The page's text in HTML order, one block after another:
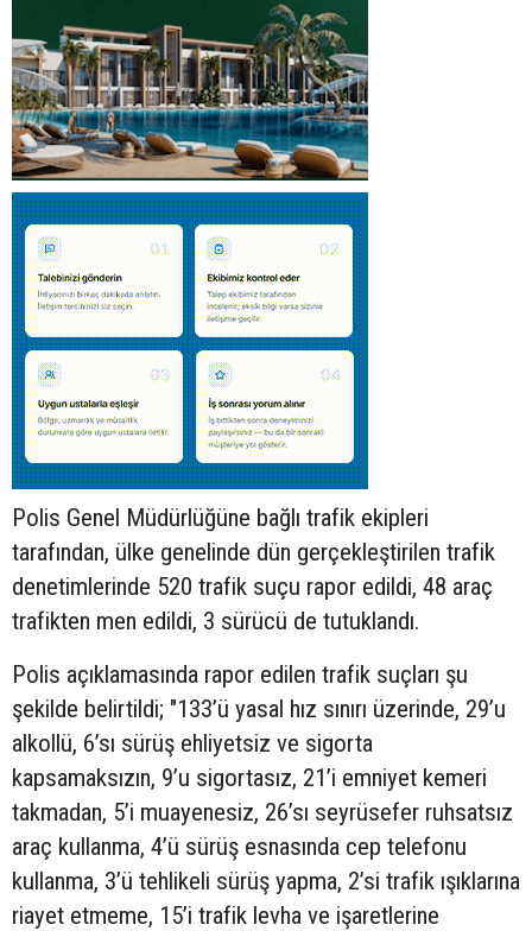
Polis Genel Müdürlüğüne bağlı trafik ekipleri
tarafından, ülke genelinde dün gerçekleştirilen trafik
denetimlerinde 520 trafik suçu rapor edildi, 48 araç
trafikten men edildi, 3 sürücü de tutuklandı.
Polis açıklamasında rapor edilen trafik suçları şu
şekilde belirtildi; "133’ü yasal hız sınırı üzerinde, 29’u
alkollü, 6’sı sürüş ehliyetsiz ve sigorta
kapsamaksızın, 9’u sigortasız, 21’i emniyet kemeri
takmadan, 5’i muayenesiz, 26’sı seyrüsefer ruhsatsız
araç kullanma, 4’ü sürüş esnasında cep telefonu
kullanma, 3’ü tehlikeli sürüş yapma, 2’si trafik ışıklarına
riayet etmeme, 15’i trafik levha ve işaretlerine